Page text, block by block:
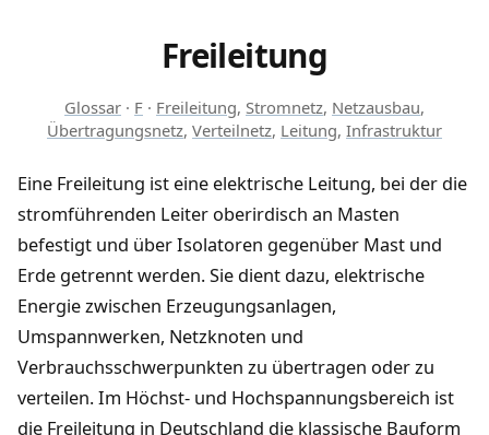
Freileitung
Glossar · F · Freileitung, Stromnetz, Netzausbau,
Übertragungsnetz, Verteilnetz, Leitung, Infrastruktur
Eine Freileitung ist eine elektrische Leitung, bei der die
stromführenden Leiter oberirdisch an Masten
befestigt und über Isolatoren gegenüber Mast und
Erde getrennt werden. Sie dient dazu, elektrische
Energie zwischen Erzeugungsanlagen,
Umspannwerken, Netzknoten und
Verbrauchsschwerpunkten zu übertragen oder zu
verteilen. Im Höchst- und Hochspannungsbereich ist
die Freileitung in Deutschland die klassische Bauform